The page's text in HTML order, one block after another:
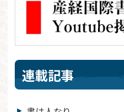
連載記事